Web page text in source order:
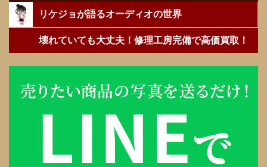
リケジョが語るオーディオの世界
壊れていても大丈夫！修理工房完備で高価買取！